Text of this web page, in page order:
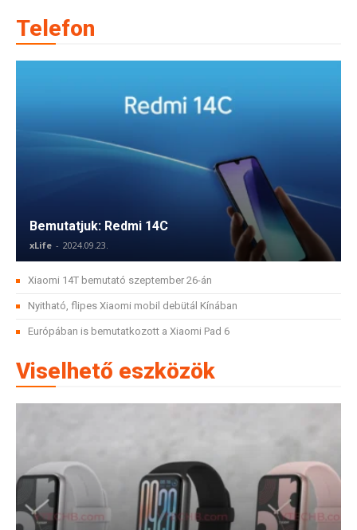
Telefon
Bemutatjuk: Redmi 14C
xLife - 2024.09.23.
Xiaomi 14T bemutató szeptember 26-án
Nyitható, flipes Xiaomi mobil debütál Kínában
Európában is bemutatkozott a Xiaomi Pad 6
Viselhető eszközök